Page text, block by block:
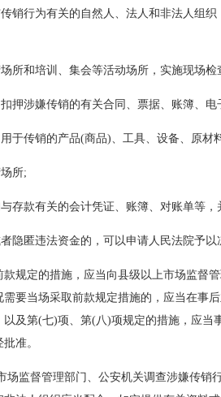
销行为有关的自然人、法人和非法人组
所和培训、集会等活动场所，实施现场检
押涉嫌传销的有关合同、票据、账簿、电
于传销的产品(商品)、工具、设备、原材
所;
存款有关的会计凭证、账簿、对账单等，
隐匿违法资金的，可以申请人民法院予以
规定的措施，应当向县级以上市场监督
要当场采取前款规定措施的，应当在事
及第(七)项、第(八)项规定的措施，应当
准。
场监督管理部门、公安机关调查涉嫌传销